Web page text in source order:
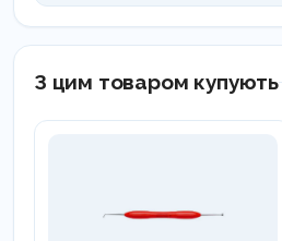
З цим товаром купують